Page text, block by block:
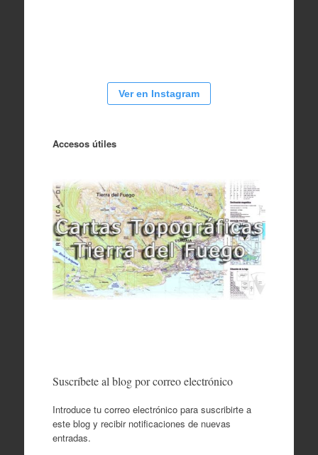
Ver en Instagram
Accesos útiles
Suscríbete al blog por correo electrónico
Introduce tu correo electrónico para suscribirte a
este blog y recibir notificaciones de nuevas
entradas.